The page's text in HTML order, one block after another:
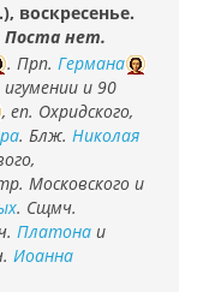
воскресенье.
Поста нет.
. Прп. Германа
игумении и 90
, еп. Охридского,
. Блж. Николая
Московского и
. Сщмч.
Платона и
Иоанна